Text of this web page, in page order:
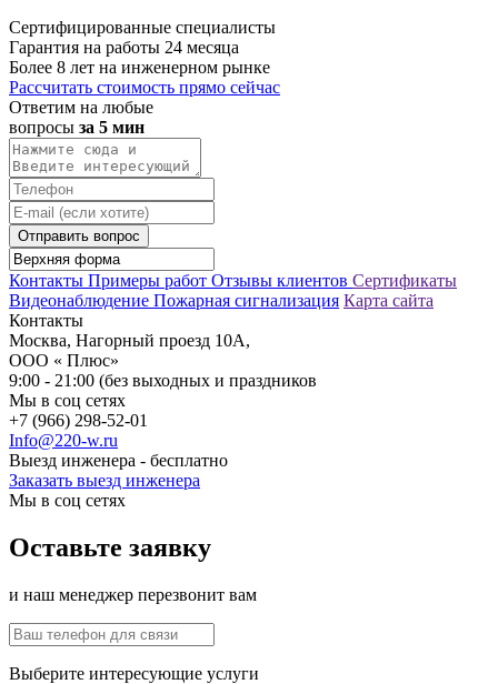
Сертифицированные специалисты
Гарантия на работы 24 месяца
Более 8 лет на инженерном рынке
Рассчитать стоимость прямо сейчас
Ответим на любые
вопросы за 5 мин
Отправить вопрос
Контакты Примеры работ Отзывы клиентов Сертификаты
Видеонаблюдение Пожарная сигнализация Карта сайта
Контакты
Москва, Нагорный проезд 10А,
ООО « Плюс»
9:00 - 21:00 (без выходных и праздников
Мы в соц сетях
+7 (966) 298-52-01
Info@220-w.ru
Выезд инженера - бесплатно
Заказать выезд инженера
Мы в соц сетях
Оставьте заявку
и наш менеджер перезвонит вам
Выберите интересующие услуги